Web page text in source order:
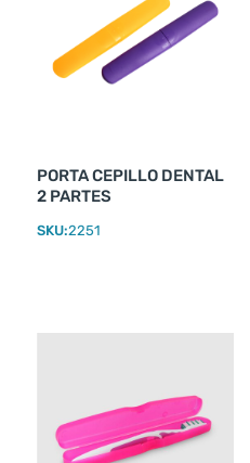
PORTA CEPILLO DENTAL
2 PARTES
SKU:2251